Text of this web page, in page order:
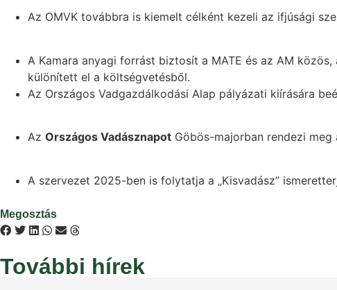
Az OMVK továbbra is kiemelt célként kezeli az ifjúsági
A Kamara anyagi forrást biztosít a MATE és az AM
különített el a költségvetésből.
Az Országos Vadgazdálkodási Alap pályázati kiírására
Az Országos Vadásznapot Göbös-majorban rendezi
A szervezet 2025-ben is folytatja a „Kisvadász”
Megosztás
További hírek